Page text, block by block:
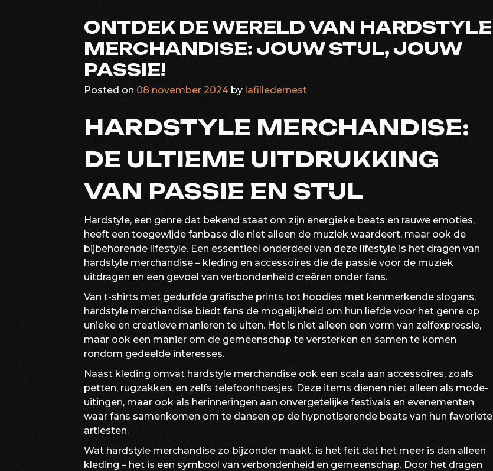
ONTDEK DE WERELD VAN HARDSTYLE
MERCHANDISE: JOUW STIJL, JOUW
PASSIE!
Posted on 08 november 2024 by lafilledernest
HARDSTYLE MERCHANDISE:
DE ULTIEME UITDRUKKING
VAN PASSIE EN STIJL
Hardstyle, een genre dat bekend staat om zijn energieke beats en rauwe emoties,
heeft een toegewijde fanbase die niet alleen de muziek waardeert, maar ook de
bijbehorende lifestyle. Een essentieel onderdeel van deze lifestyle is het dragen van
hardstyle merchandise – kleding en accessoires die de passie voor de muziek
uitdragen en een gevoel van verbondenheid creëren onder fans.
Van t-shirts met gedurfde grafische prints tot hoodies met kenmerkende slogans,
hardstyle merchandise biedt fans de mogelijkheid om hun liefde voor het genre op
unieke en creatieve manieren te uiten. Het is niet alleen een vorm van zelfexpressie,
maar ook een manier om de gemeenschap te versterken en samen te komen
rondom gedeelde interesses.
Naast kleding omvat hardstyle merchandise ook een scala aan accessoires, zoals
petten, rugzakken, en zelfs telefoonhoesjes. Deze items dienen niet alleen als mode-
uitingen, maar ook als herinneringen aan onvergetelijke festivals en evenementen
waar fans samenkomen om te dansen op de hypnotiserende beats van hun favoriete
artiesten.
Wat hardstyle merchandise zo bijzonder maakt, is het feit dat het meer is dan alleen
kleding – het is een symbool van verbondenheid en gemeenschap. Door het dragen